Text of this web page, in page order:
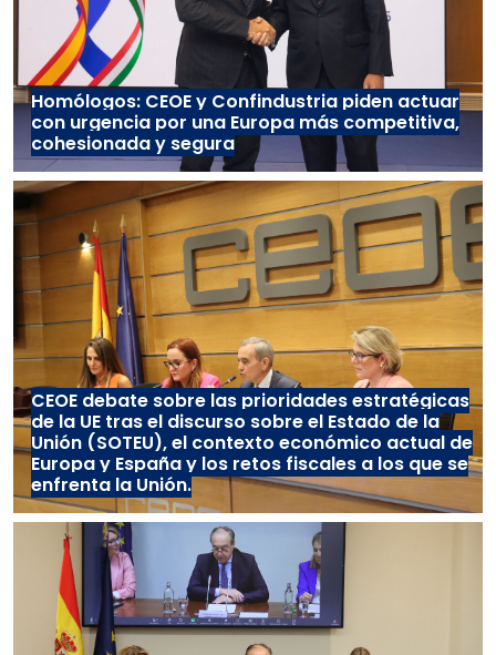
Homólogos: CEOE y Confindustria piden actuar
con urgencia por una Europa más competitiva,
cohesionada y segura
CEOE debate sobre las prioridades estratégicas
de la UE tras el discurso sobre el Estado de la
Unión (SOTEU), el contexto económico actual de
Europa y España y los retos fiscales a los que se
enfrenta la Unión.